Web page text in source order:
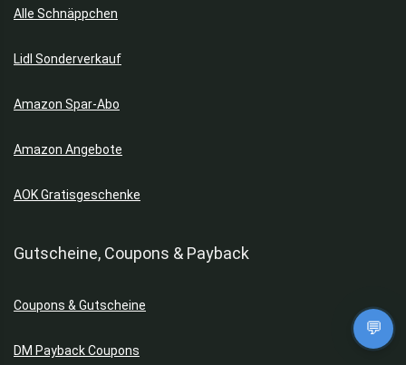
Alle Schnäppchen
Lidl Sonderverkauf
Amazon Spar-Abo
Amazon Angebote
AOK Gratisgeschenke
Gutscheine, Coupons & Payback
Coupons & Gutscheine
DM Payback Coupons
💬